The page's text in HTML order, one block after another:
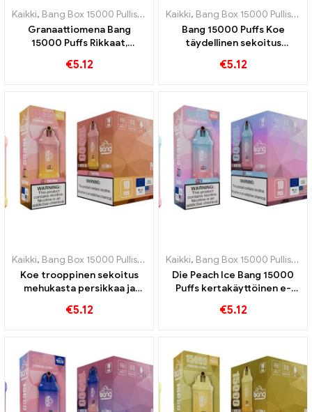
Kaikki, Bang Box 15000 Pullistaa
Kertakäyttöiset e-savukkeet Ruotsi
Granaattiomena Bang
15000 Puffs Rikkaat,
hedelmäinen tuoksu
€5.12
Kaikki, Bang Box 15000 Pullistaa
Bang 15000 Puffs Koe
täydellinen sekoitus
kermaista kookosta
€5.12
Kaikki, Bang Box 15000 Pullistaa
Kertakäyttöiset e-savukkeet Ruotsi
Koe trooppinen sekoitus
mehukasta persikkaa ja
kertakäyttöisellä e-
€5.12
Kaikki, Bang Box 15000 Pullistaa
Die Peach Ice Bang 15000
Puffs kertakäyttöinen e-
makeuden ja raikkaan
€5.12